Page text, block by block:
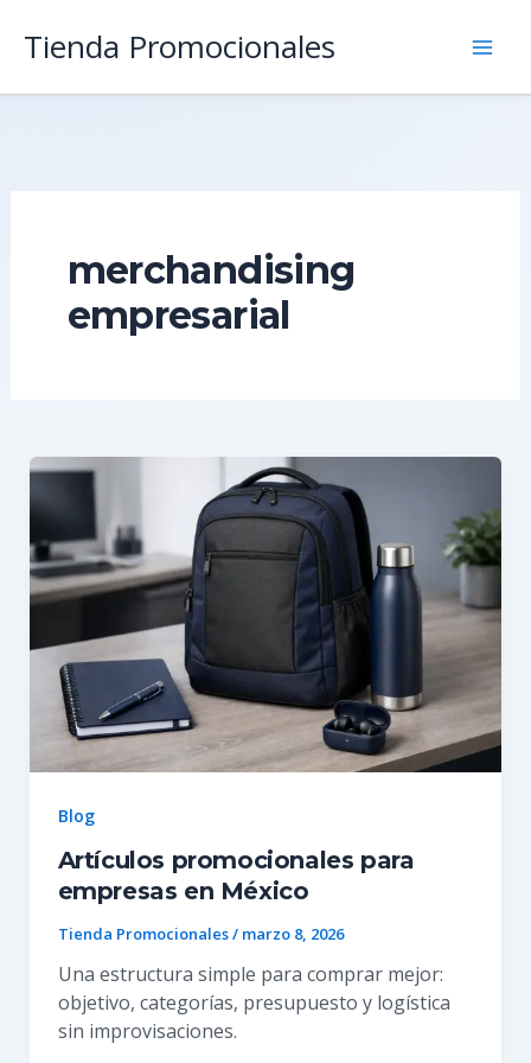
Tienda Promocionales
merchandising
empresarial
Blog
Artículos promocionales para
empresas en México
Tienda Promocionales/ marzo 8, 2026
Una estructura simple para comprar mejor:
objetivo, categorías, presupuesto y logística
sin improvisaciones.